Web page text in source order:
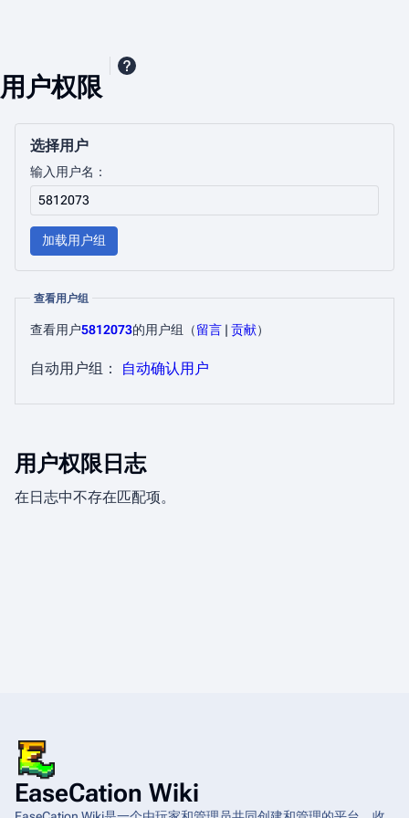
用户权限
选择用户
输入用户名：
加载用户组
查看用户组
查看用户5812073的用户组​ （留言 | 贡献）
自动用户组： 自动确认用户
用户权限日志
在日志中不存在匹配项。
EaseCation Wiki